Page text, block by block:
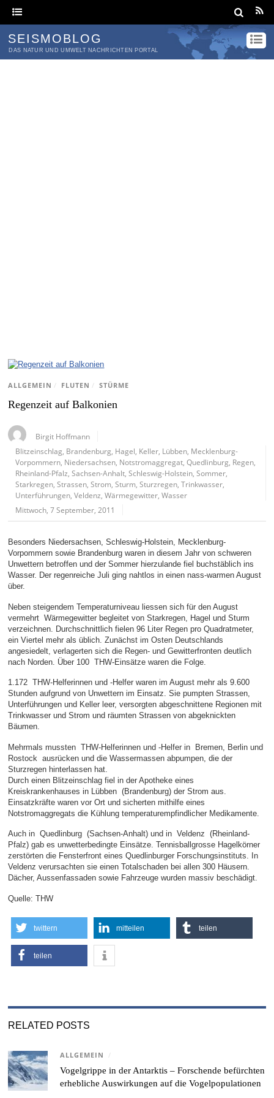
SEISMOBLOG
DAS NATUR UND UMWELT NACHRICHTEN PORTAL
ALLGEMEIN / FLUTEN / STÜRME
Regenzeit auf Balkonien
Birgit Hoffmann
Blitzeinschlag Brandenburg Hagel Keller Lübben Mecklenburg-
Vorpommern Niedersachsen Notstromaggregat ,Quedlinburg Regen
Rheinland-Pfalz ,Sachsen-Anhalt ,Schleswig-Holstein ,Sommer
Starkregen ,Strassen ,Strom ,Sturm ,Sturzregen ,Trinkwasser
Unterführungen ,Veldenz ,Wärmegewitter ,Wasser
Mittwoch, 7 September, 2011
Besonders Niedersachsen, Schleswig-Holstein, Mecklenburg-
Vorpommern sowie Brandenburg waren in diesem Jahr von schweren
Unwettern betroffen und der Sommer hierzulande fiel buchstäblich ins
Wasser. Der regenreiche Juli ging nahtlos in einen nass-warmen August
über.
Neben steigendem Temperaturniveau liessen sich für den August
vermehrt Wärmegewitter begleitet von Starkregen, Hagel und Sturm
verzeichnen. Durchschnittlich fielen 96 Liter Regen pro Quadratmeter,
ein Viertel mehr als üblich. Zunächst im Osten Deutschlands
angesiedelt, verlagerten sich die Regen- und Gewitterfronten deutlich
nach Norden. Über 100 THW-Einsätze waren die Folge.
1.172 THW-Helferinnen und -Helfer waren im August mehr als 9.600
Stunden aufgrund von Unwettern im Einsatz. Sie pumpten Strassen,
Unterführungen und Keller leer, versorgten abgeschnittene Regionen mit
Trinkwasser und Strom und räumten Strassen von abgeknickten
Bäumen.
Mehrmals mussten THW-Helferinnen und -Helfer in Bremen, Berlin und
Rostock ausrücken und die Wassermassen abpumpen, die der
Sturzregen hinterlassen hat.
Durch einen Blitzeinschlag fiel in der Apotheke eines
Kreiskrankenhauses in Lübben (Brandenburg) der Strom aus.
Einsatzkräfte waren vor Ort und sicherten mithilfe eines
Notstromaggregats die Kühlung temperaturempfindlicher Medikamente.
Auch in Quedlinburg (Sachsen-Anhalt) und in Veldenz (Rheinland-
Pfalz) gab es unwetterbedingte Einsätze. Tennisballgrosse Hagelkörner
zerstörten die Fensterfront eines Quedlinburger Forschungsinstituts. In
Veldenz verursachten sie einen Totalschaden bei allen 300 Häusern.
Dächer, Aussenfassaden sowie Fahrzeuge wurden massiv beschädigt.
Quelle: THW
twittern mitteilen teilen
teilen
RELATED POSTS
ALLGEMEIN /
Vogelgrippe in der Antarktis – Forschende befürchten
erhebliche Auswirkungen auf die Vogelpopulationen